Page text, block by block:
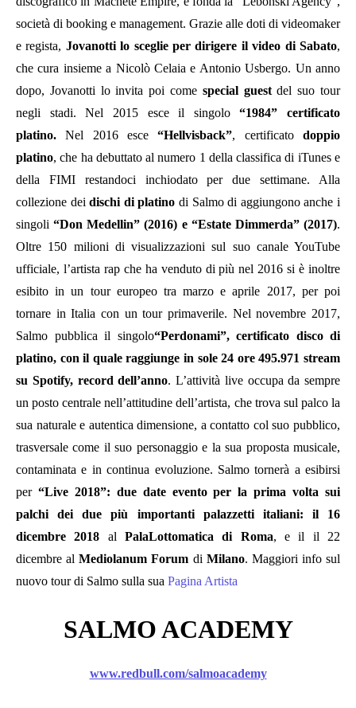
società di booking e management. Grazie alle doti di videomaker
e regista, Jovanotti lo sceglie per dirigere il video di Sabato,
che cura insieme a Nicolò Celaia e Antonio Usbergo. Un anno
dopo, Jovanotti lo invita poi come special guestdel suo tour
negli stadi. Nel 2015 esce il singolo“1984” certificato
platino. Nel 2016 esce“Hellvisback”, certificatodoppio
platino, che ha debuttato al numero 1 della classifica di iTunes e
della FIMI restandoci inchiodato per due settimane. Alla
collezione deidischi di platino di Salmo di aggiungono anche i
singoli“Don Medellin” (2016) e “Estate Dimmerda” (2017).
Oltre 150 milioni di visualizzazioni sul suo canale YouTube
ufficiale, l’artista rap che ha venduto di più nel 2016 si è inoltre
esibito in un tour europeo tra marzo e aprile 2017, per poi
tornare in Italia con un tour primaverile. Nel novembre 2017,
Salmo pubblica il singolo“Perdonami”, certificato disco di
platino, con il quale raggiunge in sole 24 ore 495.971 stream
su Spotify, record dell’anno. L’attività live occupa da sempre
un posto centrale nell’attitudine dell’artista, che trova sul palco la
sua naturale e autentica dimensione, a contatto col suo pubblico,
trasversale come il suo personaggio e la sua proposta musicale,
contaminata e in continua evoluzione. Salmo tornerà a esibirsi
per “Live 2018”: due date evento per la prima volta sui
palchi dei due più importanti palazzetti italiani: il 16
dicembre 2018 alPalaLottomatica di Roma, e il il 22
dicembre alMediolanum Forum di Milano. Maggiori info sul
nuovo tour di Salmo sulla sua Pagina Artista
SALMO ACADEMY
www.redbull.com/salmoacademy